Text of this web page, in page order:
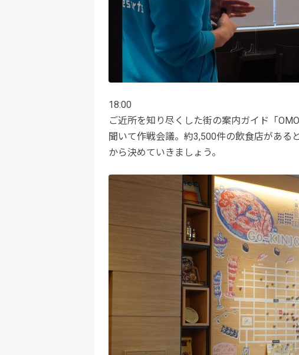
18:00
ご近所を知り尽くした街の案内ガイド「
聞いて作戦会議。約3,500件の飲食店がある
から決めていきましょう。